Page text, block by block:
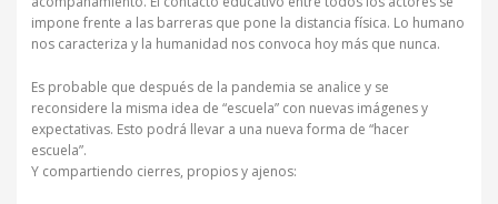
impone frente a las barreras que pone la distancia física. Lo humano
nos caracteriza y la humanidad nos convoca hoy más que nunca.
Es probable que después de la pandemia se analice y se
reconsidere la misma idea de “escuela” con nuevas imágenes y
expectativas. Esto podrá llevar a una nueva forma de “hacer
escuela”.
Y compartiendo cierres, propios y ajenos: